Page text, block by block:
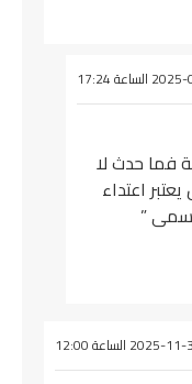
17:24
فما حدث لا
اعتداء
”
11-30 الساعة 12:00